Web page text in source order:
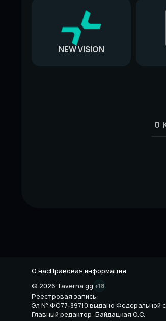
NEW VISION
0
О насПравовая информация
© 2026 Taverna.gg +18
Реестровая запись:
Эл № ФС77-89710 выдано Федеральной
Главный редактор: Байдацкая О.С.